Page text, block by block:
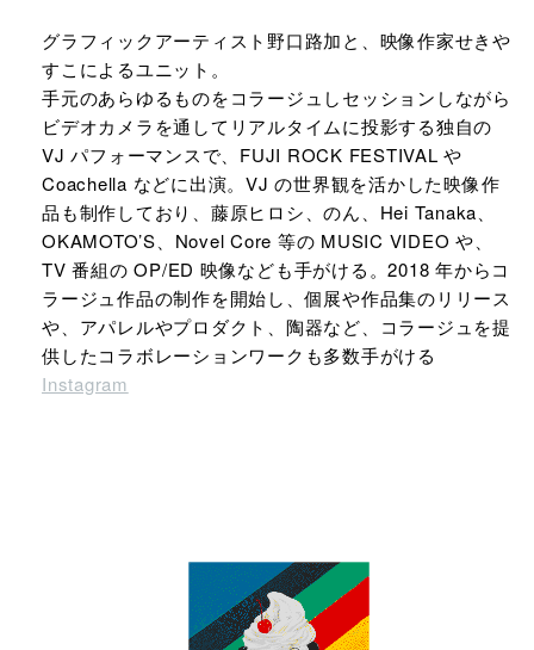
グラフィックアーティスト野口路加と、映像作家せきや
すこによるユニット。
手元のあらゆるものをコラージュしセッションしながら
ビデオカメラを通してリアルタイムに投影する独自の
VJ パフォーマンスで、FUJI ROCK FESTIVAL や
Coachella などに出演。VJ の世界観を活かした映像作
品も制作しており、藤原ヒロシ、のん、Hei Tanaka、
OKAMOTO’S、Novel Core 等の MUSIC VIDEO や、
TV 番組の OP/ED 映像なども手がける。2018 年からコ
ラージュ作品の制作を開始し、個展や作品集のリリース
や、アパレルやプロダクト、陶器など、コラージュを提
供したコラボレーションワークも多数手がける
Instagram